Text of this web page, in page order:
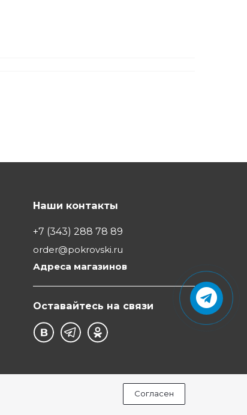
Согласен
Наши контакты
+7 (343) 288 78 89
order@pokrovski.ru
Адреса магазинов
Оставайтесь на связи